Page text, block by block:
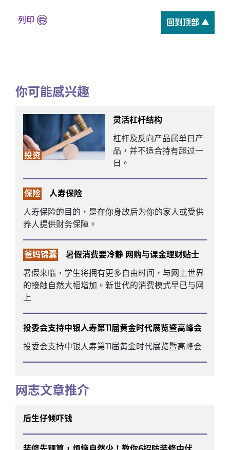
列印 回到顶部 ▲
你可能感兴趣
投资
灵活杠杆结构
杠杆及反向产品属单日产
品，并不适合持有超过一
日。
保险
人寿保险
人寿保险的目的，是在你身故后为你的家人或受供
养人提供财务保障。
爸妈锦囊
暑假消费要冷静 网购与课金理财贴士
暑假来临，学生将拥有更多自由时间，与网上世界
的接触自然大幅增加。新世代的消费模式早已与网
上
投委会支持中银人寿第11届黄金时代展览暨高峰会
投委会支持中银人寿第11届黄金时代展览暨高峰会
网志文章推介
后生仔倾吓钱